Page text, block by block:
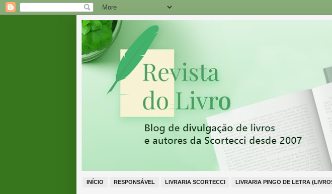
INÍCIO RESPONSÁVEL LIVRARIA SCORTECCI LIVRARIA PINGO DE LETRA